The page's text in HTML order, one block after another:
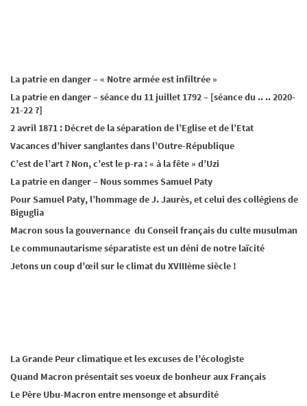
La patrie en danger – « Notre armée est infiltrée »
La patrie en danger – séance du 11 juillet 1792 – [séance du .. .. 2020-
21-22 ?]
2 avril 1871 : Décret de la séparation de l’Eglise et de l’Etat
Vacances d’hiver sanglantes dans l’Outre-République
C’est de l’art ? Non, c’est le p-ra : « à la fête » d’Uzi
La patrie en danger – Nous sommes Samuel Paty
Pour Samuel Paty, l’hommage de J. Jaurès, et celui des collégiens de
Biguglia
Macron sous la gouvernance du Conseil français du culte musulman
Le communautarisme séparatiste est un déni de notre laïcité
Jetons un coup d’œil sur le climat du XVIIIème siècle !
La Grande Peur climatique et les excuses de l’écologiste
Quand Macron présentait ses voeux de bonheur aux Français
Le Père Ubu-Macron entre mensonge et absurdité